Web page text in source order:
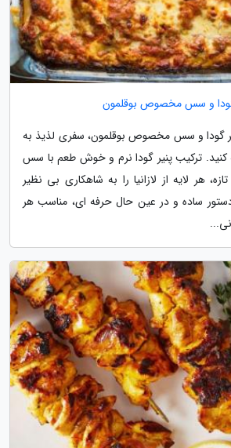
گودا و سس مخصوص بوقلمون
پنیر گودا و سس مخصوص بوقلمون، سفری لذیذ به
کنید. ترکیب پنیر گودا نرم و خوش طعم با سس
هر لایه از لازانیا را به شاهکاری بی نظیر
ساده و در عین حال حرفه ای، مناسب هر